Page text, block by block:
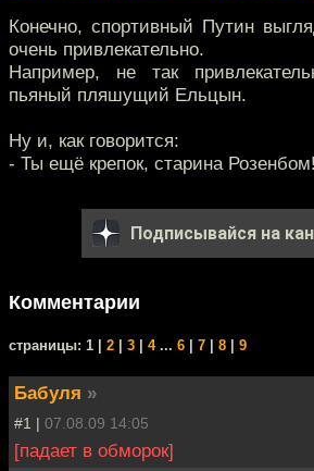
Конечно, спортивный Путин
очень привлекательно.
Например, не так
пьяный пляшущий Ельцын.
Ну и, как говорится:
- Ты ещё крепок, старина
Подписывайся на
Комментарии
cтраницы: 1 | 2 | 3 | 4... 6 | 7 | 8 | 9
Бабуля »
#1 | 07.08.09 14:05
[падает в обморок]